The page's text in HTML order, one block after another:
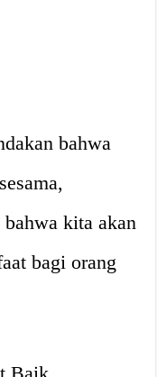
bahwa
kita akan
bagi orang